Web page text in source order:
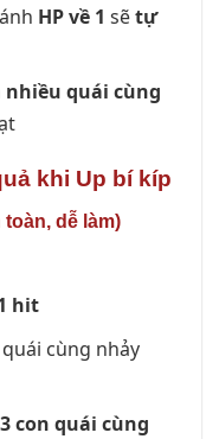
HP về 1 sẽtự
nhiều quái cùng
khi Up bí kíp
dễ làm)
hit
cùng nhảy
con quái cùng